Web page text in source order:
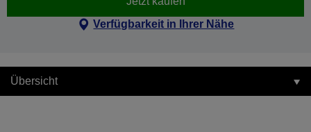
Verfügbarkeit in Ihrer Nähe
Übersicht